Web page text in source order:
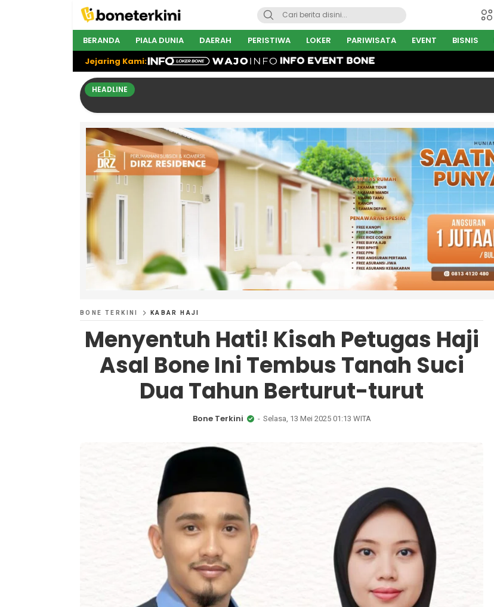
BERANDA PIALA DUNIA DAERAH PERISTIWA LOKER PARIWISATA EVENT BISNIS
Jejaring Kami:
HEADLINE
BONE TERKINI KABAR HAJI
Menyentuh Hati! Kisah Petugas Haji
Asal Bone Ini Tembus Tanah Suci
Dua Tahun Berturut-turut
Bone Terkini Selasa, 13 Mei 2025 01:13 WITA